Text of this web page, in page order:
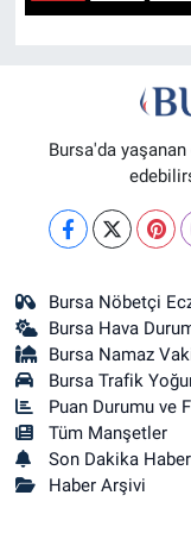
1
Bursa'da
Bursa Nöbetçi
Bursa Hava
Bursa Namaz
Bursa Trafik
Puan Durumu ve
Tüm Manşetler
Son Dakika
Haber Arşivi
Ekonomi
Dünya
Magazin
Siyaset
Yaşam